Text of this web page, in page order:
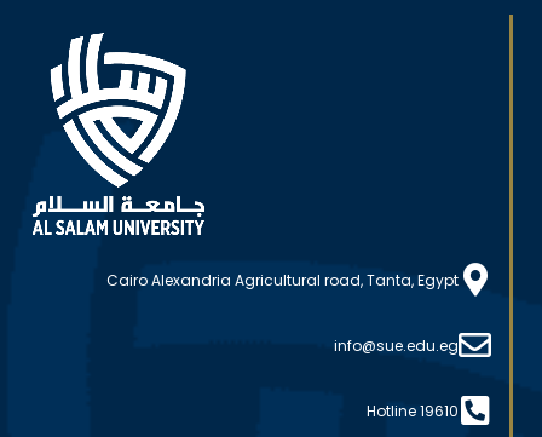
Cairo Alexandria Agricultural road, Tanta, Egypt
info@sue.edu.eg
Hotline 19610